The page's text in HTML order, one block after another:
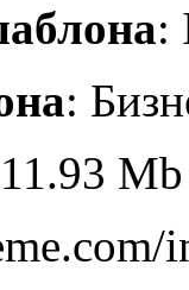
:
:
Mb